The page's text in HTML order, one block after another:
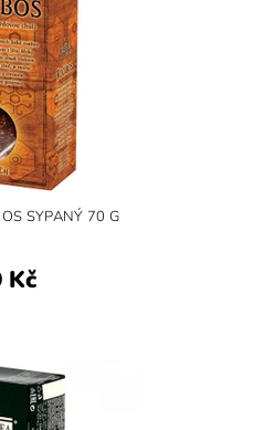
SYPANÝ 70 G
Kč